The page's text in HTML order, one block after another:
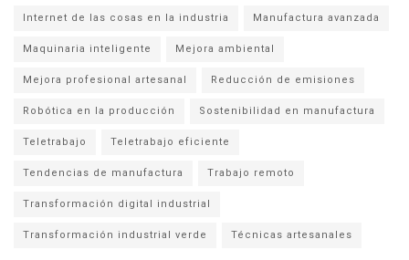
Internet de las cosas en la industria Manufactura avanzada
Maquinaria inteligente Mejora ambiental
Mejora profesional artesanal Reducción de emisiones
Robótica en la producción Sostenibilidad en manufactura
Teletrabajo Teletrabajo eficiente
Tendencias de manufactura Trabajo remoto
Transformación digital industrial
Transformación industrial verde Técnicas artesanales